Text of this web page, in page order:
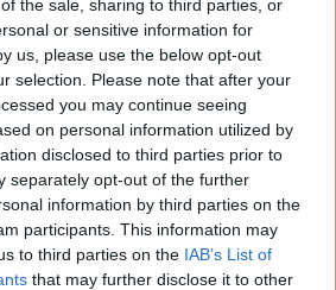
the sale, sharing to third parties, or
or sensitive information for
us, please use the below opt-out
selection. Please note that after your
you may continue seeing
on personal information utilized by
disclosed to third parties prior to
separately opt-out of the further
information by third parties on the
participants. This information may
to third parties on the IAB’s List of
that may further disclose it to other
αφού ακούσουν το όνομά
ταξιδιωτικού
είχαν αναλάβει τον
εκδρομής.
αναχώρησε το πρώτο
το Μπάνσκο, ενώ
η πρώτη στάση στον
για έλεγχο για τον